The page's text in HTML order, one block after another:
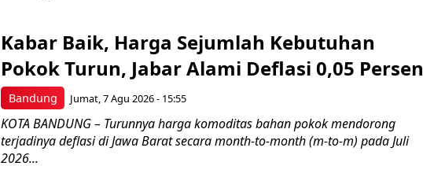
Bandung
Kabar Baik, Harga Sejumlah Kebutuhan
Pokok Turun, Jabar Alami Deflasi 0,05 Persen
Jumat, 7 Agu 2026 - 15:55
KOTA BANDUNG – Turunnya harga komoditas bahan pokok mendorong
terjadinya deflasi di Jawa Barat secara month-to-month (m-to-m) pada Juli
2026...